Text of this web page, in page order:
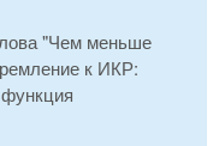
"Чем меньше
к ИКР:
функция